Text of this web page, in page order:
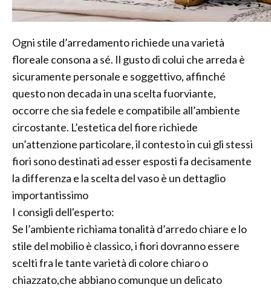
Ogni stile d’arredamento richiede una varietà
floreale consona a sé. Il gusto di colui che arreda è
sicuramente personale e soggettivo, affinché
questo non decada in una scelta fuorviante,
occorre che sia fedele e compatibile all’ambiente
circostante. L’estetica del fiore richiede
un’attenzione particolare, il contesto in cui gli stessi
fiori sono destinati ad esser esposti fa decisamente
la differenza e la scelta del vaso è un dettaglio
importantissimo
I consigli dell'esperto:
Se l’ambiente richiama tonalità d’arredo chiare e lo
stile del mobilio è classico, i fiori dovranno essere
scelti fra le tante varietà di colore chiaro o
chiazzato,che abbiano comunque un delicato